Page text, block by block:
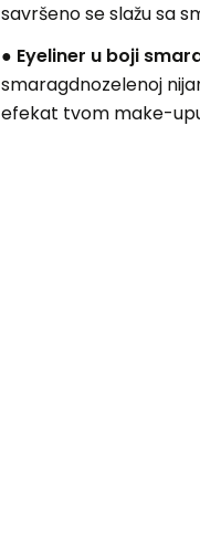
savršeno se slažu sa
● Eyeliner u boji
smaragdnozelenoj
efekat tvom make-